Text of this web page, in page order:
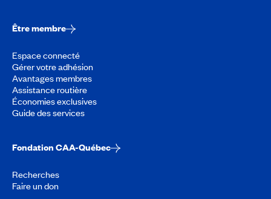
Être membre
Espace connecté
Gérer votre adhésion
Avantages membres
Assistance routière
Économies exclusives
Guide des services
Fondation CAA-Québec
Recherches
Faire un don